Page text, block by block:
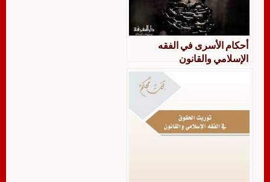
أحكام الأسرى في الفقه
الإسلامي والقانون